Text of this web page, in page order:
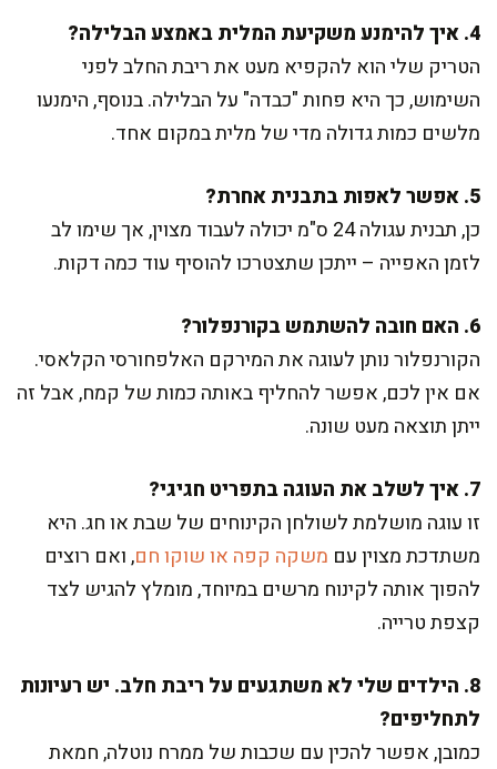
4. איך להימנע משקיעת המלית באמצע הבלילה?
הטריק שלי הוא להקפיא מעט את ריבת החלב לפני
השימוש, כך היא פחות "כבדה" על הבלילה. בנוסף, הימנעו
מלשים כמות גדולה מדי של מלית במקום אחד.
5. אפשר לאפות בתבנית אחרת?
כן, תבנית עגולה 24 ס"מ יכולה לעבוד מצוין, אך שימו לב
לזמן האפייה – ייתכן שתצטרכו להוסיף עוד כמה דקות.
6. האם חובה להשתמש בקורנפלור?
הקורנפלור נותן לעוגה את המירקם האלפחורסי הקלאסי.
אם אין לכם, אפשר להחליף באותה כמות של קמח, אבל זה
ייתן תוצאה מעט שונה.
7. איך לשלב את העוגה בתפריט חגיגי?
זו עוגה מושלמת לשולחן הקינוחים של שבת או חג. היא
משתדכת מצוין עם משקה קפה או שוקו חם, ואם רוצים
להפוך אותה לקינוח מרשים במיוחד, מומלץ להגיש לצד
קצפת טרייה.
8. הילדים שלי לא משתגעים על ריבת חלב. יש רעיונות
לתחליפים?
כמובן, אפשר להכין עם שכבות של ממרח נוטלה, חמאת